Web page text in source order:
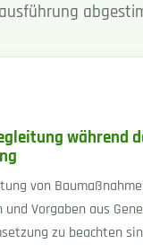
während
von
Vorgaben aus
zu beachten